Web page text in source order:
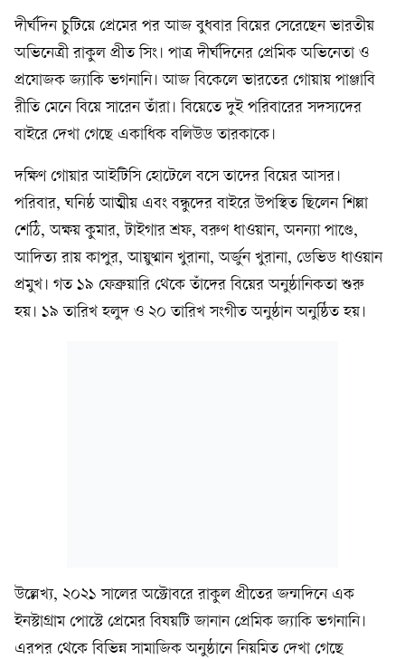
দীর্ঘদিন চুটিয়ে প্রেমের পর আজ বুধবার বিয়ের সেরেছেন ভারতীয়
অভিনেত্রী রাকুল প্রীত সিং। পাত্র দীর্ঘদিনের প্রেমিক অভিনেতা ও
প্রযোজক জ্যাকি ভগনানি। আজ বিকেলে ভারতের গোয়ায় পাঞ্জাবি
রীতি মেনে বিয়ে সারেন তাঁরা। বিয়েতে দুই পরিবারের সদস্যদের
বাইরে দেখা গেছে একাধিক বলিউড তারকাকে।
দক্ষিণ গোয়ার আইটিসি হোটেলে বসে তাদের বিয়ের আসর।
পরিবার, ঘনিষ্ঠ আত্মীয় এবং বন্ধুদের বাইরে উপস্থিত ছিলেন শিল্পা
শেঠি, অক্ষয় কুমার, টাইগার শ্রফ, বরুণ ধাওয়ান, অনন্যা পাণ্ডে,
আদিত্য রায় কাপুর, আয়ুষ্মান খুরানা, অর্জুন খুরানা, ডেভিড ধাওয়ান
প্রমুখ। গত ১৯ ফেব্রুয়ারি থেকে তাঁদের বিয়ের অনুষ্ঠানিকতা শুরু
হয়। ১৯ তারিখ হলুদ ও ২০ তারিখ সংগীত অনুষ্ঠান অনুষ্ঠিত হয়।
উল্লেখ্য, ২০২১ সালের অক্টোবরে রাকুল প্রীতের জন্মদিনে এক
ইনস্টাগ্রাম পোস্টে প্রেমের বিষয়টি জানান প্রেমিক জ্যাকি ভগনানি।
এরপর থেকে বিভিন্ন সামাজিক অনুষ্ঠানে নিয়মিত দেখা গেছে